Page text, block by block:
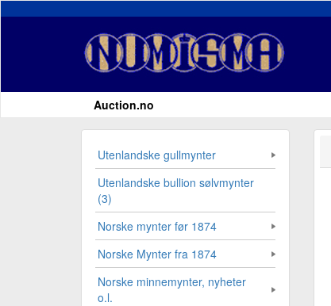
Auction.no
Utenlandske gullmynter
Utenlandske bullion sølvmynter
(3)
Norske mynter før 1874
Norske Mynter fra 1874
Norske minnemynter, nyheter
o.l.